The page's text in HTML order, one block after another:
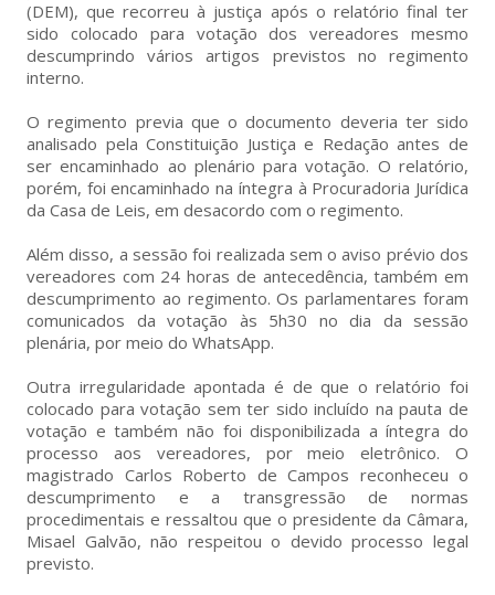
(DEM), que recorreu à justiça após o relatório final ter
sido colocado para votação dos vereadores mesmo
descumprindo vários artigos previstos no regimento
interno.
O regimento previa que o documento deveria ter sido
analisado pela Constituição Justiça e Redação antes de
ser encaminhado ao plenário para votação. O relatório,
porém, foi encaminhado na íntegra à Procuradoria Jurídica
da Casa de Leis, em desacordo com o regimento.
Além disso, a sessão foi realizada sem o aviso prévio dos
vereadores com 24 horas de antecedência, também em
descumprimento ao regimento. Os parlamentares foram
comunicados da votação às 5h30 no dia da sessão
plenária, por meio do WhatsApp.
Outra irregularidade apontada é de que o relatório foi
colocado para votação sem ter sido incluído na pauta de
votação e também não foi disponibilizada a íntegra do
processo aos vereadores, por meio eletrônico. O
magistrado Carlos Roberto de Campos reconheceu o
descumprimento e a transgressão de normas
procedimentais e ressaltou que o presidente da Câmara,
Misael Galvão, não respeitou o devido processo legal
previsto.